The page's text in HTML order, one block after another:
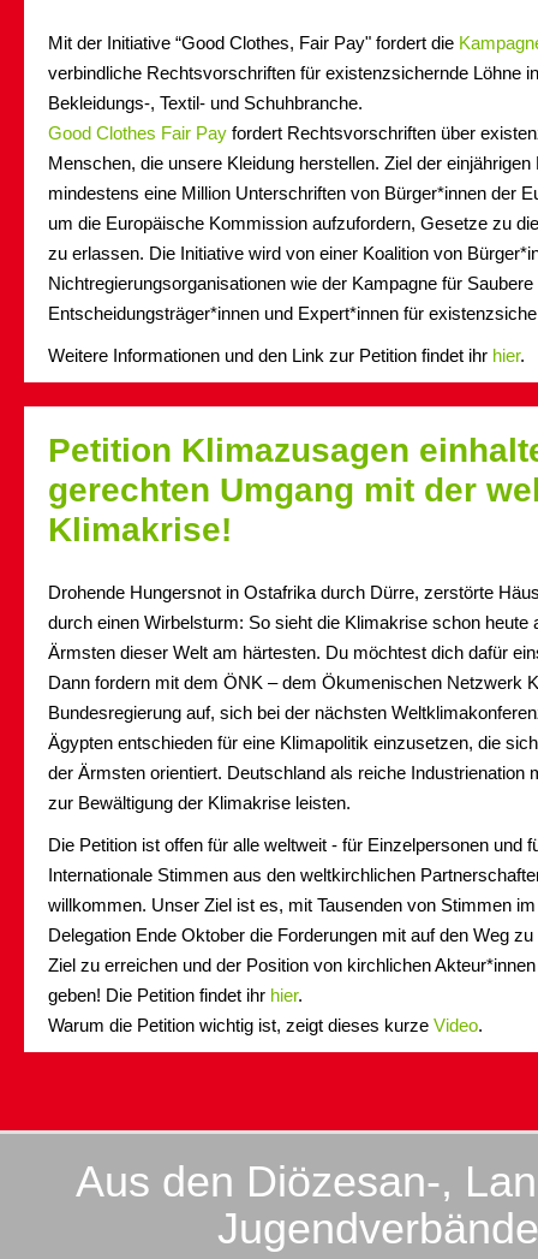
Mit der Initiative “Good Clothes, Fair Pay" fordert die
verbindliche Rechtsvorschriften für existenzsichernde Löhne
Bekleidungs-, Textil- und Schuhbranche.
Good Clothes Fair Pay fordert Rechtsvorschriften über
Menschen, die unsere Kleidung herstellen. Ziel der
mindestens eine Million Unterschriften von Bürger*innen der
um die Europäische Kommission aufzufordern, Gesetze zu
zu erlassen. Die Initiative wird von einer Koalition von
Nichtregierungsorganisationen wie der Kampagne für
Entscheidungsträger*innen und Expert*innen für
Weitere Informationen und den Link zur Petition findet ihr hier.
Petition Klimazusagen
gerechten Umgang mit der
Klimakrise!
Drohende Hungersnot in Ostafrika durch Dürre, zerstörte
durch einen Wirbelsturm: So sieht die Klimakrise schon heute
Ärmsten dieser Welt am härtesten. Du möchtest dich dafür
Dann fordern mit dem ÖNK – dem Ökumenischen Netzwerk
Bundesregierung auf, sich bei der nächsten
Ägypten entschieden für eine Klimapolitik einzusetzen, die
der Ärmsten orientiert. Deutschland als reiche Industrienation
zur Bewältigung der Klimakrise leisten.
Die Petition ist offen für alle weltweit - für Einzelpersonen und
Internationale Stimmen aus den weltkirchlichen
willkommen. Unser Ziel ist es, mit Tausenden von Stimmen
Delegation Ende Oktober die Forderungen mit auf den Weg
Ziel zu erreichen und der Position von kirchlichen
geben! Die Petition findet ihr hier.
Warum die Petition wichtig ist, zeigt dieses kurze Video.
Aus den Diözesan-,